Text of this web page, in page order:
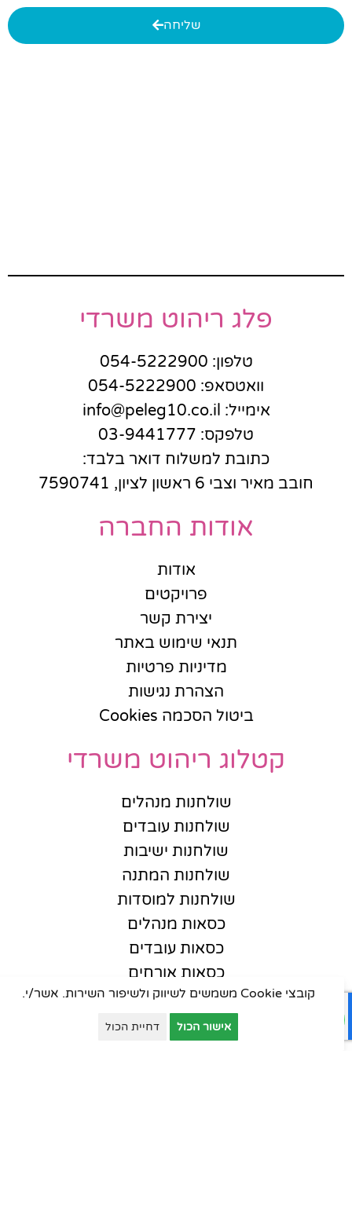
שליחה
פלג ריהוט משרדי
טלפון: 054-5222900
וואטסאפ: 054-5222900
אימייל: info@peleg10.co.il
טלפקס: 03-9441777
כתובת למשלוח דואר בלבד:
חובב מאיר וצבי 6 ראשון לציון, 7590741
אודות החברה
אודות
פרויקטים
יצירת קשר
תנאי שימוש באתר
מדיניות פרטיות
הצהרת נגישות
ביטול הסכמה Cookies
קטלוג ריהוט משרדי
שולחנות מנהלים
שולחנות עובדים
שולחנות ישיבות
שולחנות המתנה
שולחנות למוסדות
כסאות מנהלים
כסאות עובדים
כסאות אורחים
כסאות סטודנט
כסאות קפיטריה
פינות המתנה
קובצי Cookie משמשים לשיווק ולשיפור השירות. אשר/י.
אישור הכול דחיית הכול